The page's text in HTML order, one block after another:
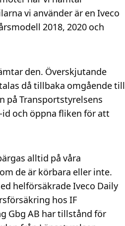
vi använder är en Iveco
2018, 2020 och
den. Överskjutande
då tillbaka omgående till
på Transportstyrelsens
och öppna fliken för att
alltid på våra
de är körbara eller inte.
helförsäkrade Iveco Daily
hos IF
Gbg AB har tillstånd för